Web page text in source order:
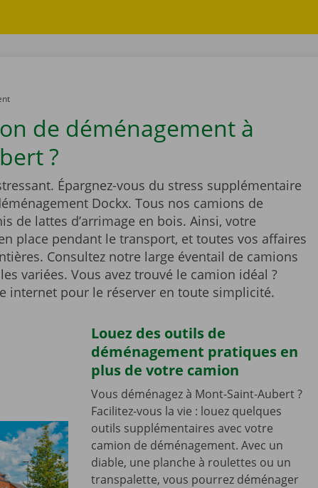
de déménagement à
?
Épargnez-vous du stress supplémentaire
Dockx. Tous nos camions de
de lattes d’arrimage en bois. Ainsi, votre
place pendant le transport, et toutes vos affaires
Consultez notre large éventail de camions
variées. Vous avez trouvé le camion idéal ?
internet pour le réserver en toute simplicité.
Louez des outils de
déménagement pratiques en
plus de votre camion
Vous déménagez à Mont-Saint-Aubert ?
Facilitez-vous la vie : louez quelques
outils supplémentaires avec votre
camion de déménagement. Avec un
diable, une planche à roulettes ou un
transpalette, vous pourrez déménager